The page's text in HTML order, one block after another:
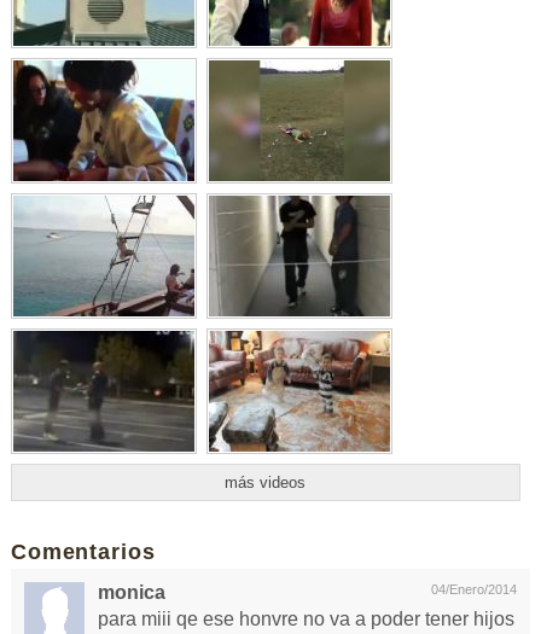
más videos
Comentarios
04/Enero/2014
monica
para miii qe ese honvre no va a poder tener hijos